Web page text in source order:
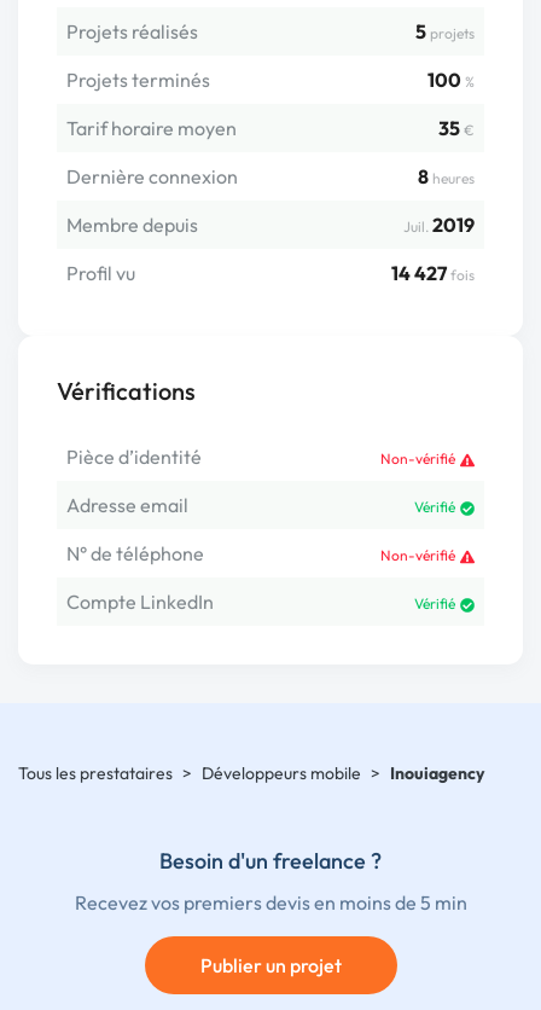
Projets réalisés 5 projets
Projets terminés 100 %
Tarif horaire moyen 35 €
Dernière connexion 8 heures
Membre depuis Juil. 2019
Profil vu
14 427 fois
Vérifications
Pièce d’identité Non-vérifié
Adresse email Vérifié
N° de téléphone Non-vérifié
Compte LinkedIn Vérifié
Tous les prestataires > Développeurs mobile > Inouiagency
Besoin d'un freelance ?
Recevez vos premiers devis en moins de 5 min
Publier un projet